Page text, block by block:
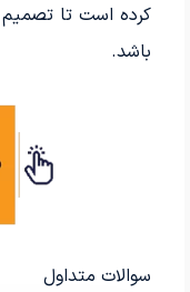
کرده است تا
باشد.
سوالات متداول